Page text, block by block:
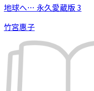
地球へ… 永久愛蔵版 3
竹宮惠子